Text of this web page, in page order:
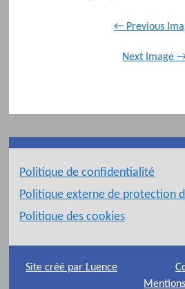
← Previous
Next Image
Politique de confidentialité
Politique externe de protection
Politique des cookies
Site créé par Luence